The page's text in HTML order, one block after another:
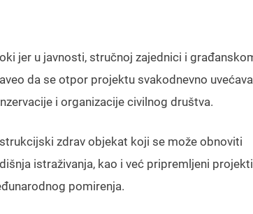
jer u javnosti, stručnoj zajednici i
da se otpor projektu svakodnevno
i organizacije civilnog društva.
zdrav objekat koji se može obnoviti
istraživanja, kao i već pripremljeni
pomirenja.